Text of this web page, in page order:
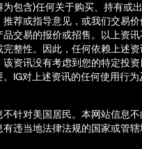
为包含)任何关于购买、持有或
推荐或指导意见，或我们交易
品交易的报价或招售。以上资
完整性。因此，任何依赖上述
该资讯没有考虑到您的特定投
。IG对上述资讯的任何使用行为
不针对美国居民。本网站信息
有违当地法律法规的国家或管